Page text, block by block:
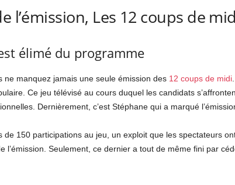
l’émission, Les 12 coups de
élimé du programme
manquez jamais une seule émission des 12 coups de midi
Ce jeu télévisé au cours duquel les candidats
Dernièrement, c’est Stéphane qui a marqué
150 participations au jeu, un exploit que les spectateurs
l’émission. Seulement, ce dernier a tout de même fini par